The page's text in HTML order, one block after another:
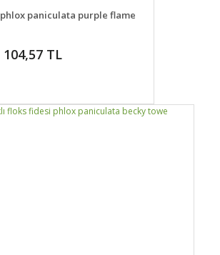
paniculata purple flame
104,57 TL